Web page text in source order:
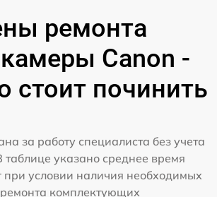
ремонта
Canon -
стоит починить
за работу специалиста без учета
таблице указано среднее время
при условии наличия необходимых
комплектующих